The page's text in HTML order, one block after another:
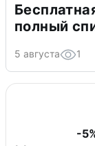
полный
5 августа 1
-